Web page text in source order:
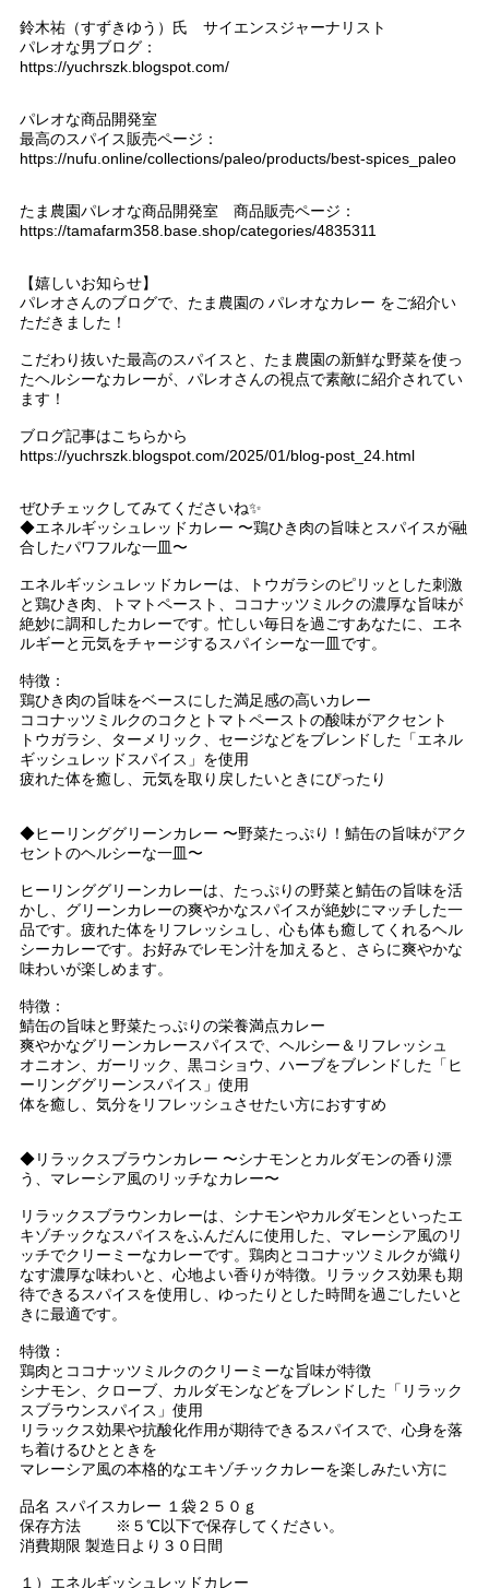
鈴木祐（すずきゆう）氏 サイエンスジャーナリスト
パレオな男ブログ：
https://yuchrszk.blogspot.com/
パレオな商品開発室
最高のスパイス販売ページ：
https://nufu.online/collections/paleo/products/best-spices_paleo
たま農園パレオな商品開発室 商品販売ページ：
https://tamafarm358.base.shop/categories/4835311
【嬉しいお知らせ】
パレオさんのブログで、たま農園の パレオなカレー をご紹介い
ただきました！
こだわり抜いた最高のスパイスと、たま農園の新鮮な野菜を使っ
たヘルシーなカレーが、パレオさんの視点で素敵に紹介されてい
ます！
ブログ記事はこちらから
https://yuchrszk.blogspot.com/2025/01/blog-post_24.html
ぜひチェックしてみてくださいね✨
◆エネルギッシュレッドカレー 〜鶏ひき肉の旨味とスパイスが融
合したパワフルな一皿〜
エネルギッシュレッドカレーは、トウガラシのピリッとした刺激
と鶏ひき肉、トマトペースト、ココナッツミルクの濃厚な旨味が
絶妙に調和したカレーです。忙しい毎日を過ごすあなたに、エネ
ルギーと元気をチャージするスパイシーな一皿です。
特徴：
鶏ひき肉の旨味をベースにした満足感の高いカレー
ココナッツミルクのコクとトマトペーストの酸味がアクセント
トウガラシ、ターメリック、セージなどをブレンドした「エネル
ギッシュレッドスパイス」を使用
疲れた体を癒し、元気を取り戻したいときにぴったり
◆ヒーリンググリーンカレー 〜野菜たっぷり！鯖缶の旨味がアク
セントのヘルシーな一皿〜
ヒーリンググリーンカレーは、たっぷりの野菜と鯖缶の旨味を活
かし、グリーンカレーの爽やかなスパイスが絶妙にマッチした一
品です。疲れた体をリフレッシュし、心も体も癒してくれるヘル
シーカレーです。お好みでレモン汁を加えると、さらに爽やかな
味わいが楽しめます。
特徴：
鯖缶の旨味と野菜たっぷりの栄養満点カレー
爽やかなグリーンカレースパイスで、ヘルシー＆リフレッシュ
オニオン、ガーリック、黒コショウ、ハーブをブレンドした「ヒ
ーリンググリーンスパイス」使用
体を癒し、気分をリフレッシュさせたい方におすすめ
◆リラックスブラウンカレー 〜シナモンとカルダモンの香り漂
う、マレーシア風のリッチなカレー〜
リラックスブラウンカレーは、シナモンやカルダモンといったエ
キゾチックなスパイスをふんだんに使用した、マレーシア風のリ
ッチでクリーミーなカレーです。鶏肉とココナッツミルクが織り
なす濃厚な味わいと、心地よい香りが特徴。リラックス効果も期
待できるスパイスを使用し、ゆったりとした時間を過ごしたいと
きに最適です。
特徴：
鶏肉とココナッツミルクのクリーミーな旨味が特徴
シナモン、クローブ、カルダモンなどをブレンドした「リラック
スブラウンスパイス」使用
リラックス効果や抗酸化作用が期待できるスパイスで、心身を落
ち着けるひとときを
マレーシア風の本格的なエキゾチックカレーを楽しみたい方に
品名 スパイスカレー １袋２５０ｇ
保存方法 ※５℃以下で保存してください。
消費期限 製造日より３０日間
１）エネルギッシュレッドカレー